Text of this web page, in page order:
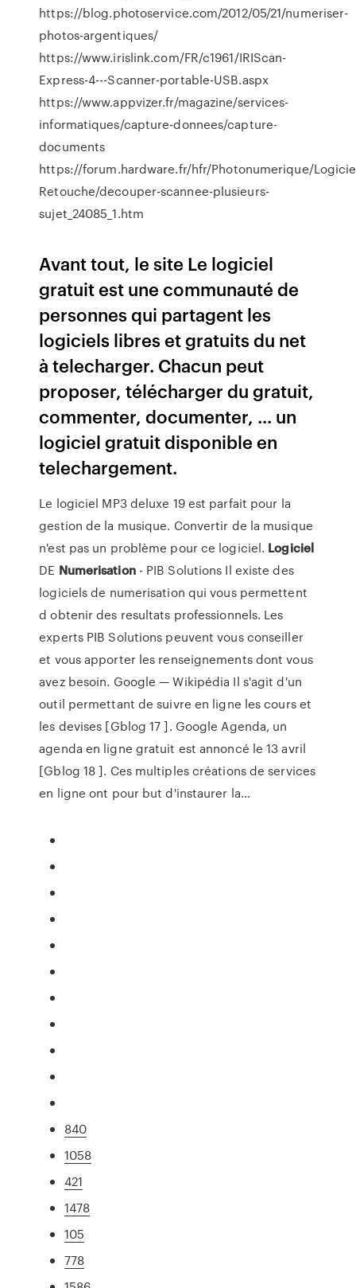
https://blog.photoservice.com/2012/05/21/numeriser-
photos-argentiques/
https://www.irislink.com/FR/c1961/IRIScan-
Express-4---Scanner-portable-USB.aspx
https://www.appvizer.fr/magazine/services-
informatiques/capture-donnees/capture-
documents
https://forum.hardware.fr/hfr/Photonumerique/
Retouche/decouper-scannee-plusieurs-
sujet_24085_1.htm
Avant tout, le site Le logiciel
gratuit est une communauté de
personnes qui partagent les
logiciels libres et gratuits du net
à telecharger. Chacun peut
proposer, télécharger du gratuit,
commenter, documenter, ... un
logiciel gratuit disponible en
telechargement.
Le logiciel MP3 deluxe 19 est parfait pour la
gestion de la musique. Convertir de la musique
n'est pas un problème pour ce logiciel. Logiciel
DE Numerisation- PIB Solutions Il existe des
logiciels de numerisation qui vous permettent
d obtenir des resultats professionnels. Les
experts PIB Solutions peuvent vous conseiller
et vous apporter les renseignements dont vous
avez besoin. Google — Wikipédia Il s'agit d'un
outil permettant de suivre en ligne les cours et
les devises [Gblog 17 ]. Google Agenda, un
agenda en ligne gratuit est annoncé le 13 avril
[Gblog 18 ]. Ces multiples créations de services
en ligne ont pour but d'instaurer la…
840
1058
421
1478
105
778